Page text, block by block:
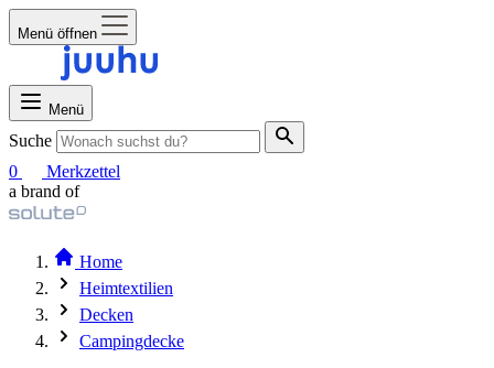
Menü öffnen
Menü
Suche
0
Merkzettel
a brand of
Home
Heimtextilien
Decken
Campingdecke